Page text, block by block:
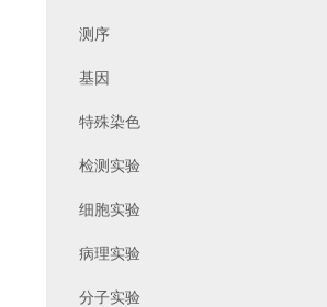
测序
基因
特殊染色
检测实验
细胞实验
病理实验
分子实验